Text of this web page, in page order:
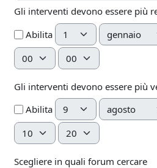
Gli interventi devono essere più
Abilita Giorno Mese
Ora
Minuto
Gli interventi devono essere più
Abilita Giorno Mese
Ora
Minuto
Scegliere in quali forum cercare